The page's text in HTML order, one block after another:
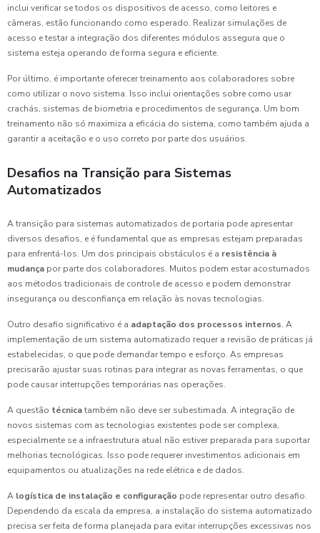
inclui verificar se todos os dispositivos de acesso, como leitores e
câmeras, estão funcionando como esperado. Realizar simulações de
acesso e testar a integração dos diferentes módulos assegura que o
sistema esteja operando de forma segura e eficiente.
Por último, é importante oferecer treinamento aos colaboradores sobre
como utilizar o novo sistema. Isso inclui orientações sobre como usar
crachás, sistemas de biometria e procedimentos de segurança. Um bom
treinamento não só maximiza a eficácia do sistema, como também ajuda a
garantir a aceitação e o uso correto por parte dos usuários.
Desafios na Transição para Sistemas
Automatizados
A transição para sistemas automatizados de portaria pode apresentar
diversos desafios, e é fundamental que as empresas estejam preparadas
para enfrentá-los. Um dos principais obstáculos é a resistência à
mudança por parte dos colaboradores. Muitos podem estar acostumados
aos métodos tradicionais de controle de acesso e podem demonstrar
insegurança ou desconfiança em relação às novas tecnologias.
Outro desafio significativo é a adaptação dos processos internos. A
implementação de um sistema automatizado requer a revisão de práticas já
estabelecidas, o que pode demandar tempo e esforço. As empresas
precisarão ajustar suas rotinas para integrar as novas ferramentas, o que
pode causar interrupções temporárias nas operações.
A questão técnicatambém não deve ser subestimada. A integração de
novos sistemas com as tecnologias existentes pode ser complexa,
especialmente se a infraestrutura atual não estiver preparada para suportar
melhorias tecnológicas. Isso pode requerer investimentos adicionais em
equipamentos ou atualizações na rede elétrica e de dados.
A logística de instalação e configuração pode representar outro desafio.
Dependendo da escala da empresa, a instalação do sistema automatizado
precisa ser feita de forma planejada para evitar interrupções excessivas nos